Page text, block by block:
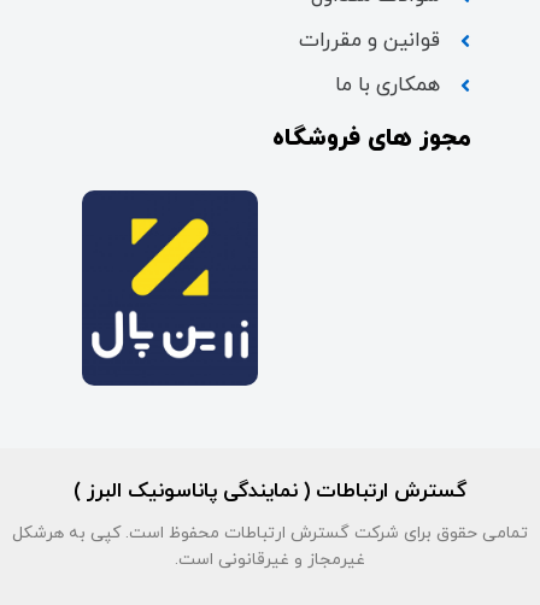
قوانین و مقررات
همکاری با ما
مجوز های فروشگاه
گسترش ارتباطات ( نمایندگی پاناسونیک البرز )
تمامی حقوق برای شرکت گسترش ارتباطات محفوظ است. کپی به هرشکل
غیرمجاز و غیرقانونی است.